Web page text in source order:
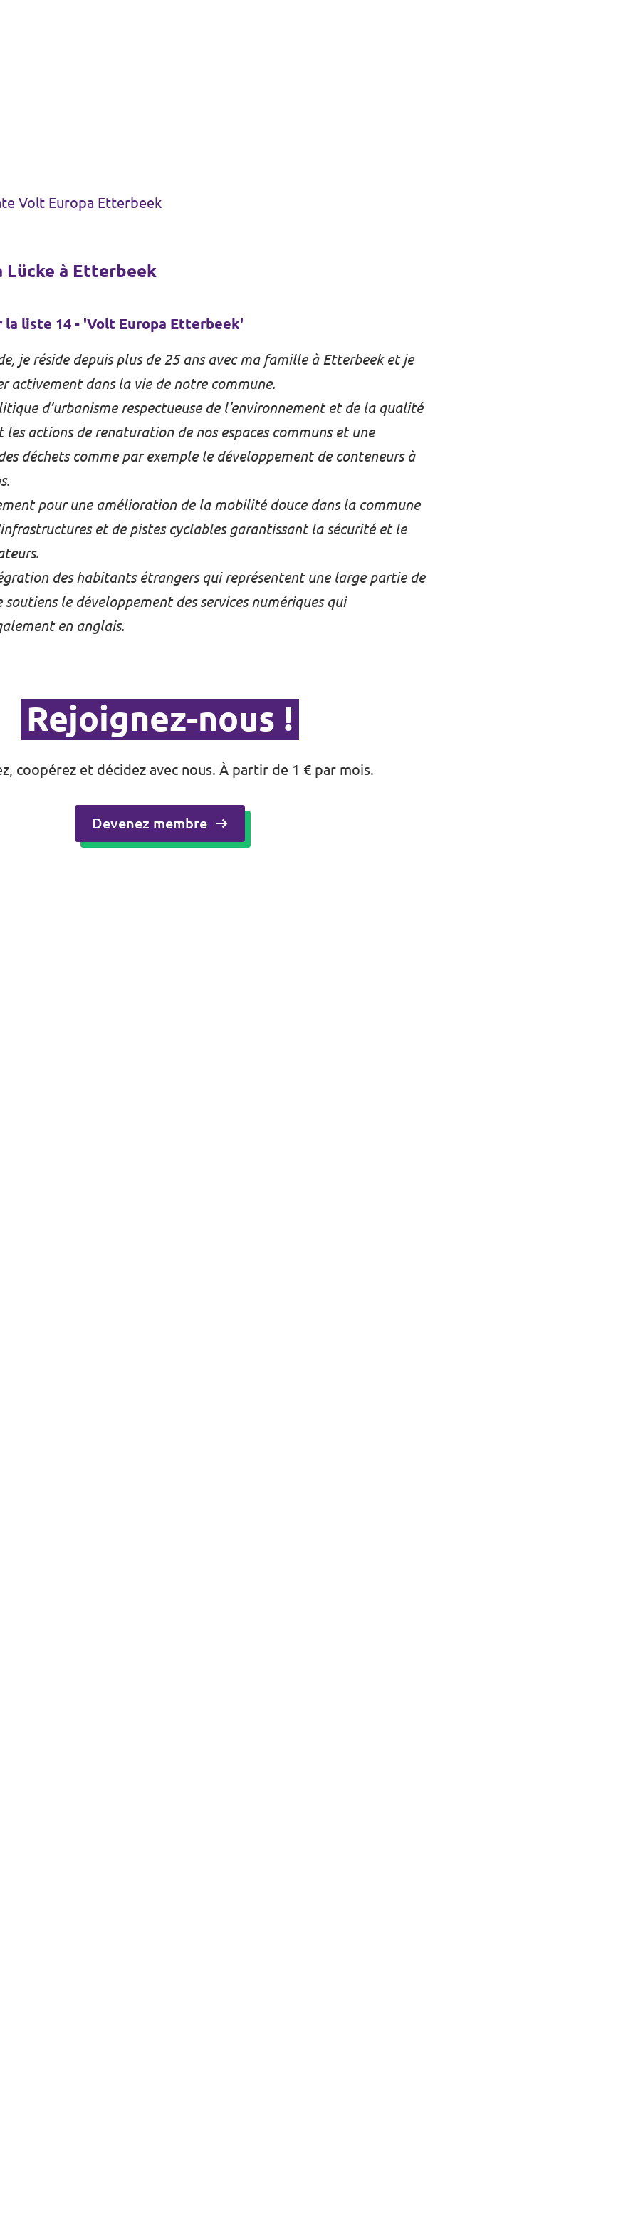
Volt Europa Etterbeek
Lücke à Etterbeek
la liste 14 - 'Volt Europa Etterbeek'
je réside depuis plus de 25 ans avec ma famille à Etterbeek et je
activement dans la vie de notre commune.
d’urbanisme respectueuse de l’environnement et de la qualité
actions de renaturation de nos espaces communs et une
déchets comme par exemple le développement de conteneurs à
pour une amélioration de la mobilité douce dans la commune
et de pistes cyclables garantissant la sécurité et le
des habitants étrangers qui représentent une large partie de
le développement des services numériques qui
en anglais.
Rejoignez-nous !
coopérez et décidez avec nous. À partir de 1 € par mois.
Devenez membre